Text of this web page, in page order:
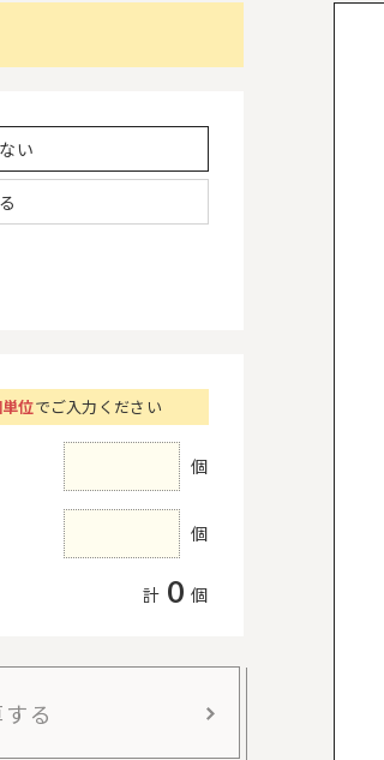
い
位でご入力ください
個
個
計 0 個
る